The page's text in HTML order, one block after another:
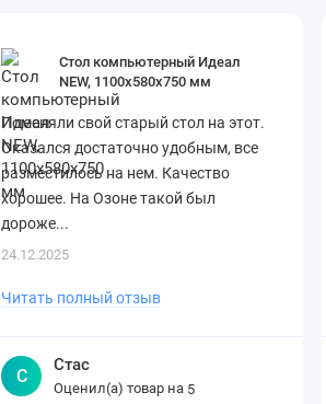
Стол компьютерный Идеал
NEW, 1100х580х750 мм
Поменяли свой старый стол на этот.
Оказался достаточно удобным, все
разместилось на нем. Качество
хорошее. На Озоне такой был
дороже...
24.12.2025
Читать полный отзыв
С
Стас
Оценил(а) товар на 5